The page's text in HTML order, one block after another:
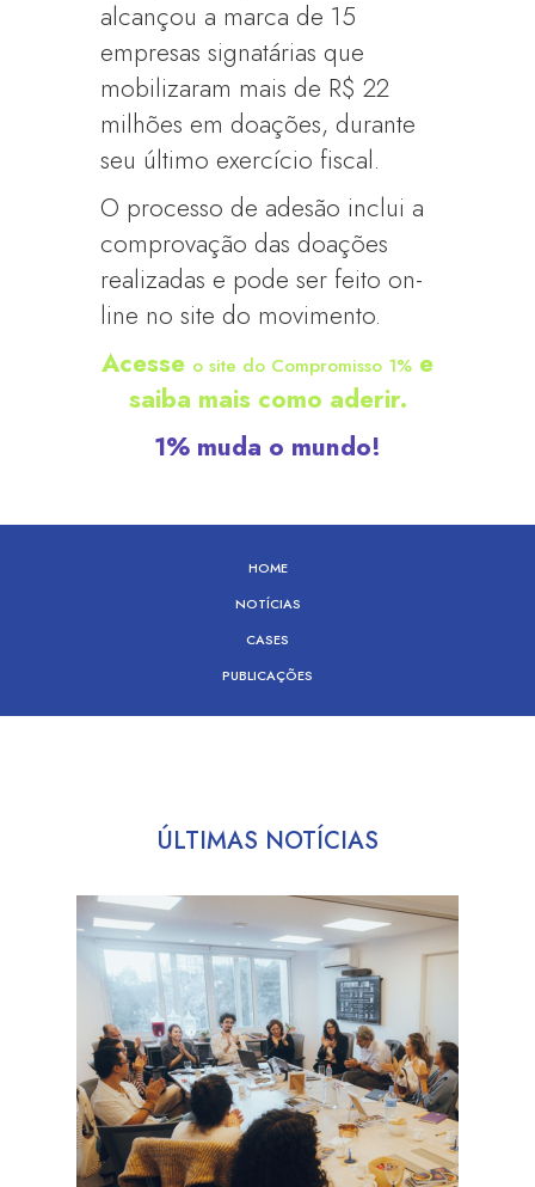
alcançou a marca de 15
empresas signatárias que
mobilizaram mais de R$ 22
milhões em doações, durante
seu último exercício fiscal.
O processo de adesão inclui a
comprovação das doações
realizadas e pode ser feito on-
line no site do movimento.
Acesse o site do Compromisso 1% e
saiba mais como aderir.
1% muda o mundo!
HOME
NOTÍCIAS
CASES
PUBLICAÇÕES
ÚLTIMAS NOTÍCIAS